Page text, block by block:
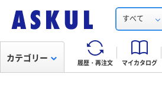
すべて
履歴・再注文 マイカタログ
カテゴリー